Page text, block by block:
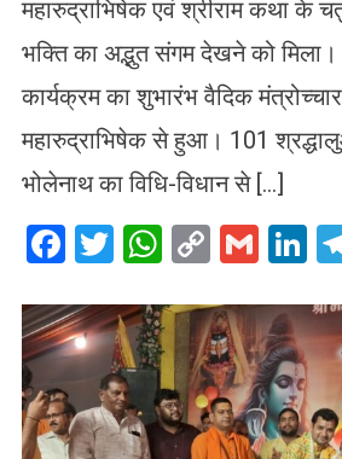
महारुद्राभिषेक एवं श्रीराम कथा के
भक्ति का अद्भुत संगम देखने को मिला।
कार्यक्रम का शुभारंभ वैदिक
महारुद्राभिषेक से हुआ। 101
भोलेनाथ का विधि-विधान से […]
Facebook
Twitter
WhatsApp
Copy